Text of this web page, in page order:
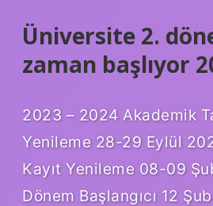
Üniversite 2.
zaman başlıyor
2023 – 2024 Akademik
Yenileme 28-29 Eylül
Kayıt Yenileme 08-09
Dönem Başlangıcı 12